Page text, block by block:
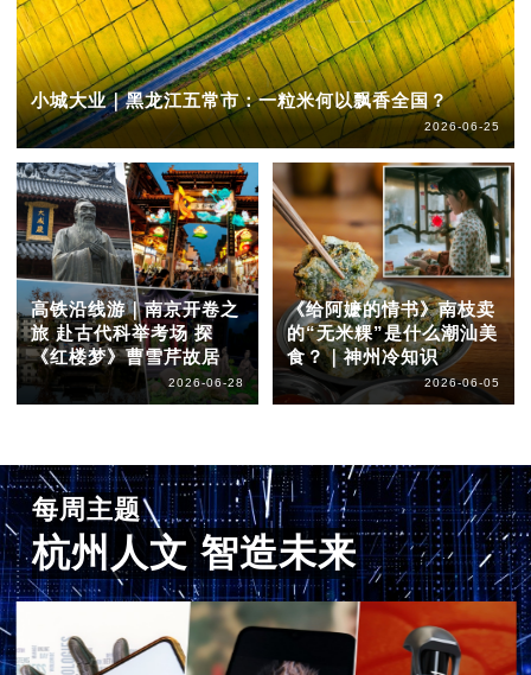
小城大业｜黑龙江五常市：一粒米何以飘香全国？
2026-06-25
高铁沿线游｜南京开卷之
旅 赴古代科举考场 探
《红楼梦》曹雪芹故居
2026-06-28
《给阿嬷的情书》南枝卖
的“无米粿”是什么潮汕美
食？｜神州冷知识
2026-06-05
每周主题
杭州人文 智造未来